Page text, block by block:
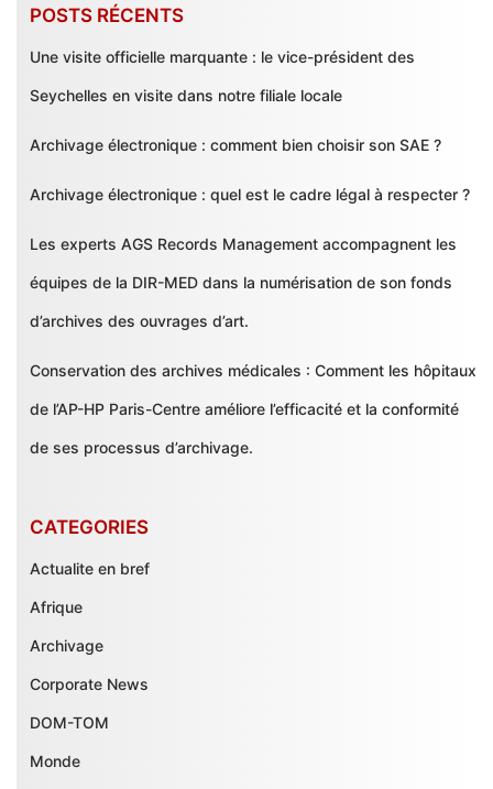
POSTS RÉCENTS
Une visite officielle marquante : le vice-président des
Seychelles en visite dans notre filiale locale
Archivage électronique : comment bien choisir son SAE ?
Archivage électronique : quel est le cadre légal à respecter ?
Les experts AGS Records Management accompagnent les
équipes de la DIR-MED dans la numérisation de son fonds
d’archives des ouvrages d’art.
Conservation des archives médicales : Comment les hôpitaux
de l’AP-HP Paris-Centre améliore l’efficacité et la conformité
de ses processus d’archivage.
CATEGORIES
Actualite en bref
Afrique
Archivage
Corporate News
DOM-TOM
Monde